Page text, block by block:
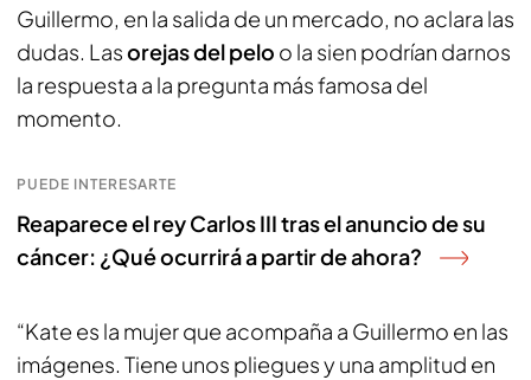
Guillermo, en la salida de un mercado, no aclara las
dudas. Lasorejas del pelo o la sien podrían darnos
la respuesta a la pregunta más famosa del
momento.
PUEDE INTERESARTE
Reaparece el rey Carlos III tras el anuncio de su
cáncer: ¿Qué ocurrirá a partir de ahora?
“Kate es la mujer que acompaña a Guillermo en las
imágenes. Tiene unos pliegues y una amplitud en